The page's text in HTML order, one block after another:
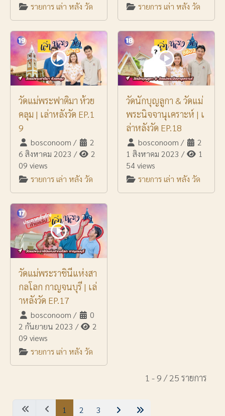
รายการ เล่า หลัง วัด รายการ เล่า หลัง วัด
วัดแม่พระฟาติมา ห้วย
คลุม | เล่าหลังวัด EP.1
9
bosconoom /
2
6 สิงหาคม 2023 /
2
09 views
รายการ เล่า หลัง วัด
วัดนักบุญลูกา & วัดแม่
พระนิจจานุเคราะห์ | เ
ล่าหลังวัด EP.18
bosconoom /
2
1 สิงหาคม 2023 /
1
54 views
รายการ เล่า หลัง วัด
วัดแม่พระราชินีแห่งสา
กลโลก กาญจนบุรี | เล่
าหลังวัด EP.17
bosconoom /
0
2 กันยายน 2023 /
2
09 views
รายการ เล่า หลัง วัด
1 - 9 / 25 รายการ
1 2 3